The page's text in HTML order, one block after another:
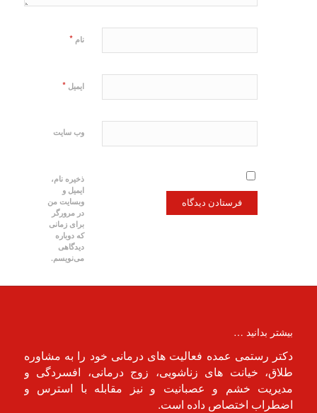
نام *
ایمیل *
وب‌ سایت
ذخیره نام،
ایمیل و
وبسایت من
در مرورگر
برای زمانی
که دوباره
دیدگاهی
می‌نویسم.
بیشتر بدانید …
دکتر رستمی عمده فعالیت های درمانی خود را به مشاوره
طلاق، خیانت های زناشویی، زوج درمانی، افسردگی و
مدیریت خشم و عصبانیت و نیز مقابله با استرس و
اضطراب اختصاص داده است.